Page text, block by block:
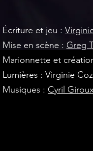
Écriture et jeu :
Mise en scène : Greg
Marionnette et
Lumières : Virginie
Musiques : Cyril